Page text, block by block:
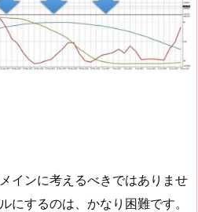
インに考えるべきではありませ
にするのは、かなり困難です。